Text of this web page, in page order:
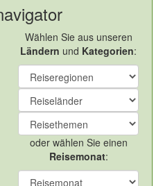
Wählen Sie aus unseren
Ländern und Kategorien:
oder wählen Sie einen
Reisemonat: